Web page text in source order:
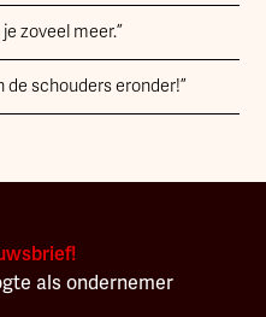
zoveel meer.”
de schouders eronder!”
als ondernemer